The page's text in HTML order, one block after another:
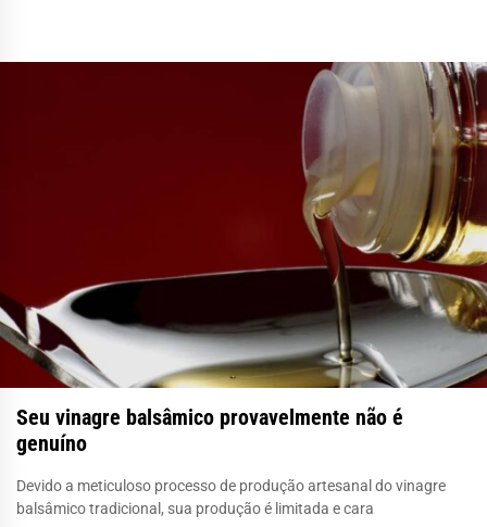
Seu vinagre balsâmico provavelmente não é
genuíno
Devido a meticuloso processo de produção artesanal do vinagre
balsâmico tradicional, sua produção é limitada e cara